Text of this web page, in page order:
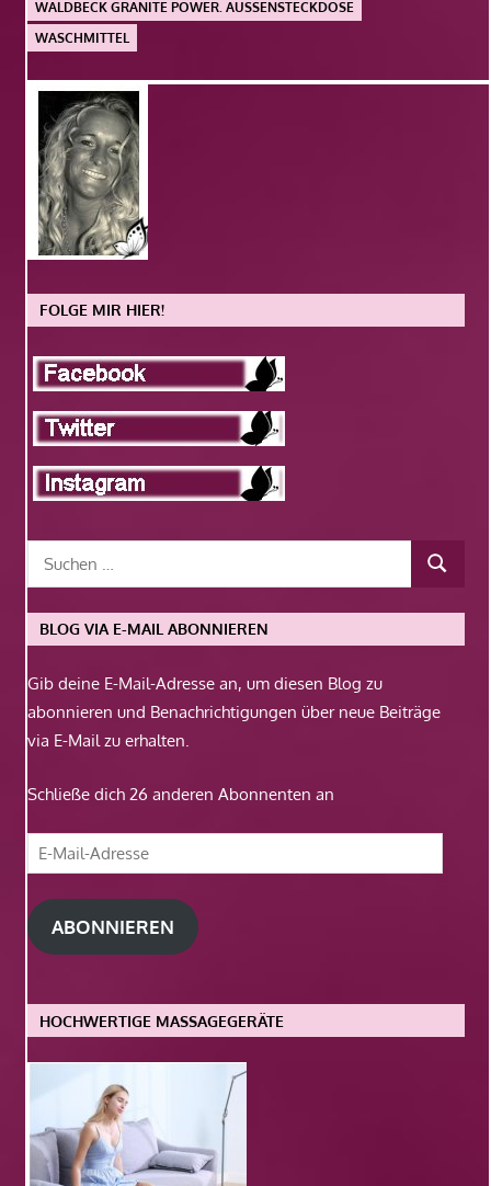
WALDBECK GRANITE POWER. AUSSENSTECKDOSE
WASCHMITTEL
FOLGE MIR HIER!
BLOG VIA E-MAIL ABONNIEREN
Gib deine E-Mail-Adresse an, um diesen Blog zu
abonnieren und Benachrichtigungen über neue Beiträge
via E-Mail zu erhalten.
Schließe dich 26 anderen Abonnenten an
E-
Mail-
Adresse
ABONNIEREN
HOCHWERTIGE MASSAGEGERÄTE